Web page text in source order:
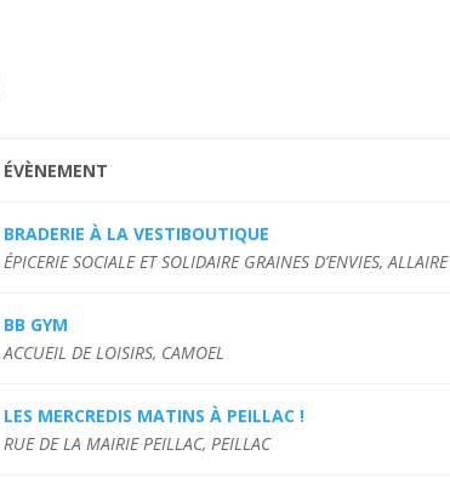
ÉVÈNEMENT
BRADERIE À LA VESTIBOUTIQUE
ÉPICERIE SOCIALE ET SOLIDAIRE GRAINES D’ENVIES, ALLAIRE
BB GYM
ACCUEIL DE LOISIRS, CAMOEL
LES MERCREDIS MATINS À PEILLAC !
RUE DE LA MAIRIE PEILLAC, PEILLAC